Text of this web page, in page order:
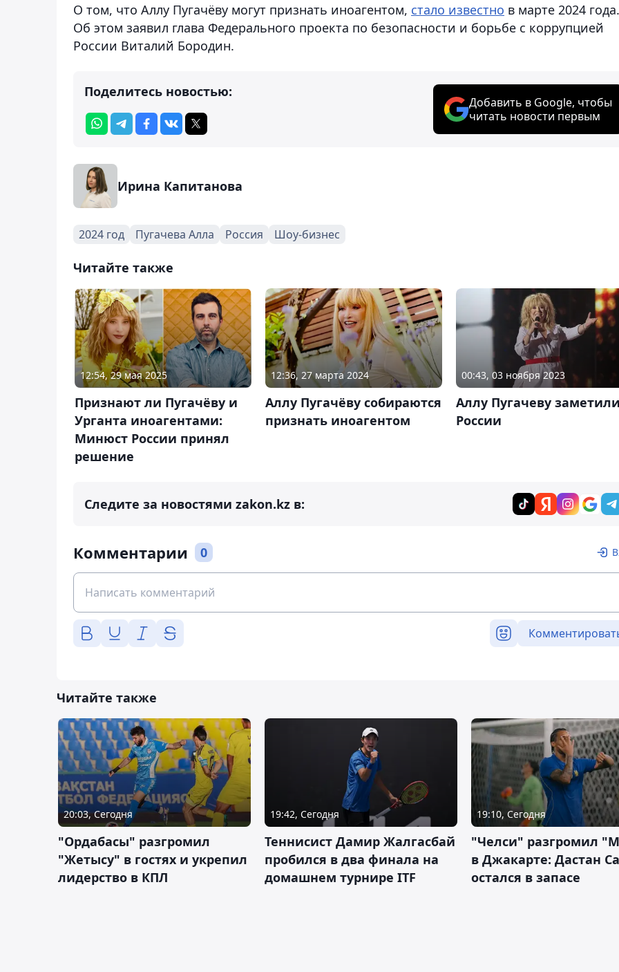
О том, что Аллу Пугачёву могут признать иноагентом, стало известно в марте 2024 года.
Об этом заявил глава Федерального проекта по безопасности и борьбе с коррупцией
России Виталий Бородин.
Поделитесь новостью:
Добавить в Google, чтобы
читать новости первым
Ирина Капитанова
2024 год Пугачева Алла Россия Шоу-бизнес
Читайте также
12:54, 29 мая 2025
Признают ли Пугачёву и
Урганта иноагентами:
Минюст России принял
решение
12:36, 27 марта 2024
Аллу Пугачёву собираются
признать иноагентом
00:43, 03 ноября 2023
Аллу Пугачеву
России
Следите за новостями zakon.kz в:
Комментарии 0
Читайте также
20:03, Сегодня
"Ордабасы" разгромил
"Жетысу" в гостях и укрепил
лидерство в КПЛ
19:42, Сегодня
Теннисист Дамир Жалгасбай
пробился в два финала на
домашнем турнире ITF
19:10, Сегодня
"Челси" разгромил
в Джакарте: Дастан
остался в запасе